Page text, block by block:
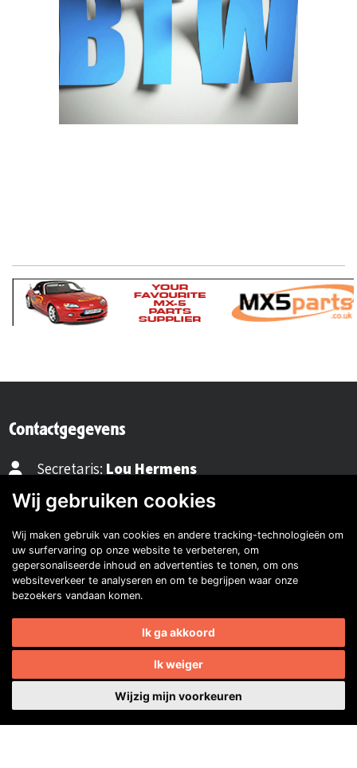
Contactgegevens
Secretaris: Lou Hermens
Mail secretaris
Ledenadm.:Henk Koning
Mail ledenadministratie
NL77 INGB 0677 3069 54
Volg ons op Facebook
Volg ons op Instagram
Volg ons op YouTube
Wij gebruiken cookies
Wij maken gebruik van cookies en andere tracking-technologieën om
uw surfervaring op onze website te verbeteren, om
gepersonaliseerde inhoud en advertenties te tonen, om ons
websiteverkeer te analyseren en om te begrijpen waar onze
bezoekers vandaan komen.
Ik ga akkoord
Ik weiger
Wijzig mijn voorkeuren